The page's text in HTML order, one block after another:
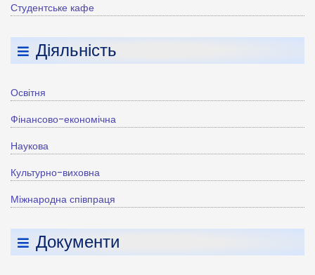
Студентське кафе
Діяльність
Освітня
Фінансово-економічна
Наукова
Культурно-виховна
Міжнародна співпраця
Документи